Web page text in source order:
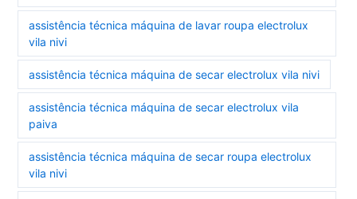
assistência técnica máquina de lavar roupa electrolux
vila nivi
assistência técnica máquina de secar electrolux vila nivi
assistência técnica máquina de secar electrolux vila
paiva
assistência técnica máquina de secar roupa electrolux
vila nivi